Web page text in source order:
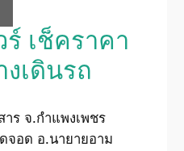
เช็คราคา
เดินรถ
ร จ.กำแพงเพชร
จอด อ.นายายอาม